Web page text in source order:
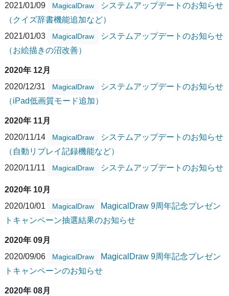
2021/01/09
MagicalDraw
システムアップデートのお知らせ
（クイズ辞書機能追加など）
2021/01/03
MagicalDraw
システムアップデートのお知らせ
（お絵描きの沼改善）
2020年 12月
2020/12/31
MagicalDraw
システムアップデートのお知らせ
（iPad低画質モード追加）
2020年 11月
2020/11/14
MagicalDraw
システムアップデートのお知らせ
（自動リプレイ記録機能など）
2020/11/11
MagicalDraw システムアップデートのお知らせ
2020年 10月
2020/10/01
MagicalDraw
MagicalDraw 9周年記念プレゼン
トキャンペーン抽選結果のお知らせ
2020年 09月
2020/09/06
MagicalDraw
MagicalDraw 9周年記念プレゼン
トキャンペーンのお知らせ
2020年 08月